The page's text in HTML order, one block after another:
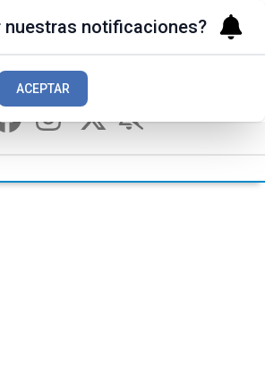
nuestras notificaciones?
ACEPTAR